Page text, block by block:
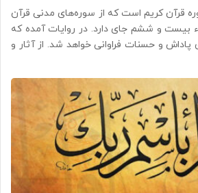
قرآن کریم است که از سوره‌های مدنی قرآن
بیست و ششم جای دارد. در روایات آمده که
و حسنات فراوانی خواهد شد. از آثار و